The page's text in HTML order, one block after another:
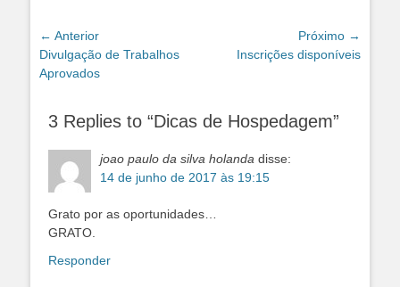
Navegação
de
Post
← Anterior
Post
anterior:
Divulgação de Trabalhos
Aprovados
Próximo →
PróximoInscrições disponíveis
3 Replies to “Dicas de Hospedagem”
joao paulo da silva holanda disse:
14 de junho de 2017 às 19:15
Grato por as oportunidades…
GRATO.
Responder